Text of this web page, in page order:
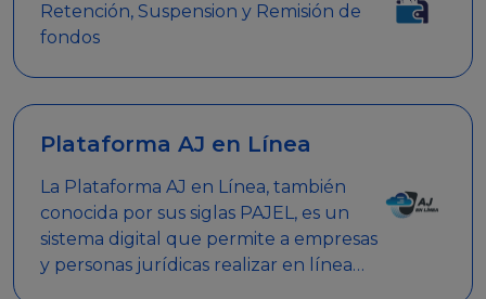
Retención, Suspension y Remisión de
fondos
Plataforma AJ en Línea
La Plataforma AJ en Línea, también
conocida por sus siglas PAJEL, es un
sistema digital que permite a empresas
y personas jurídicas realizar en línea